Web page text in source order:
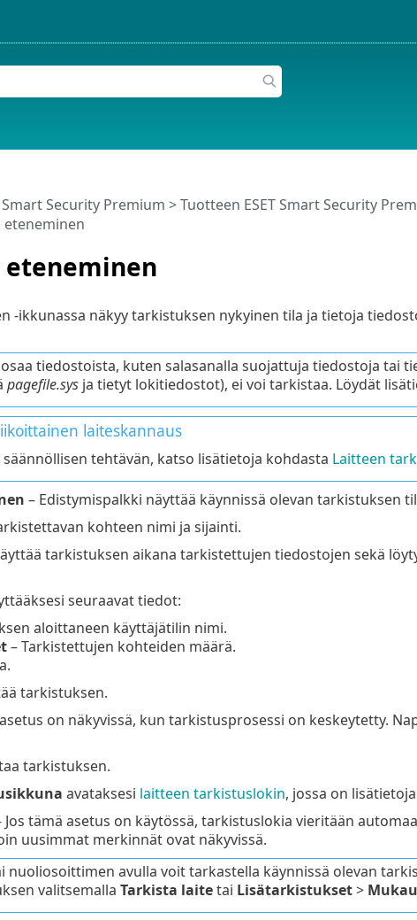
Smart Security Premium >Tuotteen ESET Smart Security
eteneminen
-ikkunassa näkyy tarkistuksen nykyinen tila ja tietoja
tiedostoista, kuten salasanalla suojattuja tiedostoja tai
pagefile.sysja tietyt lokitiedostot), ei voi tarkistaa. Löydät
laiteskannaus
säännöllisen tehtävän, katso lisätietoja kohdasta Laitteen
– Edistymispalkki näyttää käynnissä olevan tarkistuksen
kohteen nimi ja sijainti.
tarkistuksen aikana tarkistettujen tiedostojen sekä
seuraavat tiedot:
aloittaneen käyttäjätilin nimi.
– Tarkistettujen kohteiden määrä.
tarkistuksen.
on näkyvissä, kun tarkistusprosessi on keskeytetty.
tarkistuksen.
avataksesi laitteen tarkistuslokin, jossa on
Jos tämä asetus on käytössä, tarkistuslokia vieritään
uusimmat merkinnät ovat näkyvissä.
nuoliosoittimen avulla voit tarkastella käynnissä olevan
valitsemalla Tarkista laitetai Lisätarkistukset>